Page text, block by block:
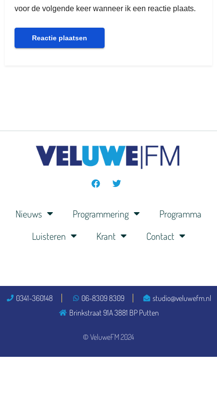
voor de volgende keer wanneer ik een reactie plaats.
Nieuws Programmering
Programma
Luisteren
Krant Contact
© VeluweFM 2024
0341-360148 06-8309 8309
studio@veluwefm.nl
Brinkstraat 91A 3881 BP Putten